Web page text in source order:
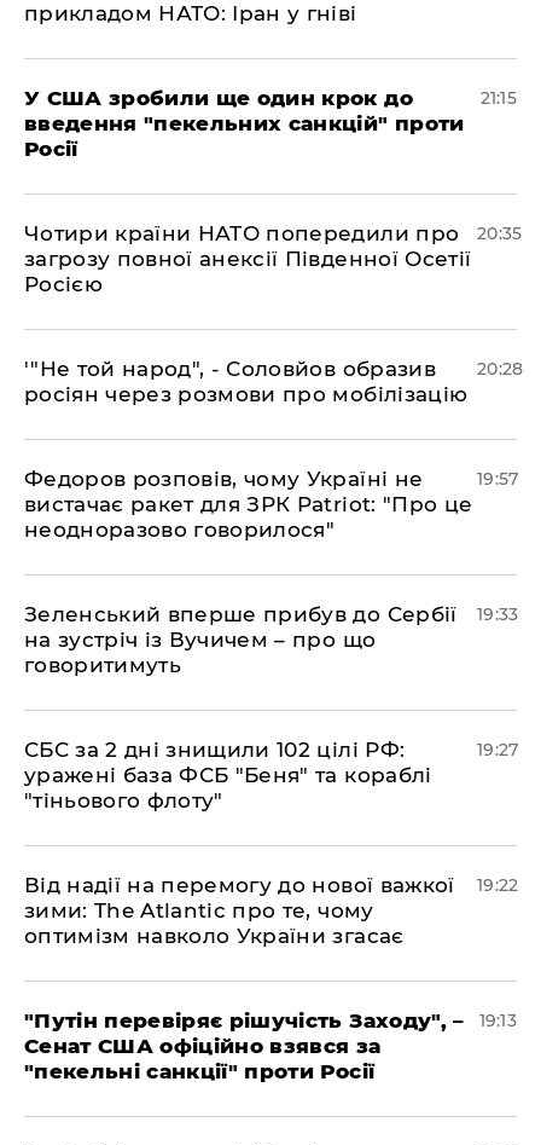
прикладом НАТО: Іран у гніві
​У США зробили ще один крок до
введення "пекельних санкцій" проти
Росії
21:15
​Чотири країни НАТО попередили про
загрозу повної анексії Південної Осетії
Росією
20:35
​'"Не той народ", - Соловйов образив
росіян через розмови про мобілізацію
20:28
​Федоров розповів, чому Україні не
вистачає ракет для ЗРК Patriot: "Про це
неодноразово говорилося"
19:57
​Зеленський вперше прибув до Сербії
на зустріч із Вучичем – про що
говоритимуть
19:33
​СБС за 2 дні знищили 102 цілі РФ:
уражені база ФСБ "Беня" та кораблі
"тіньового флоту"
19:27
​Від надії на перемогу до нової важкої
зими: The Atlantic про те, чому
оптимізм навколо України згасає
19:22
​"Путін перевіряє рішучість Заходу", –
Сенат США офіційно взявся за
"пекельні санкції" проти Росії
19:13